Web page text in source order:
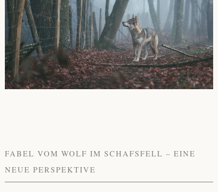
FABEL VOM WOLF IM SCHAFSFELL – EINE
NEUE PERSPEKTIVE